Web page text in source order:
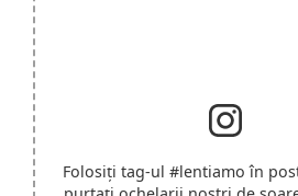
Folosiți tag-ul #lentiamo în